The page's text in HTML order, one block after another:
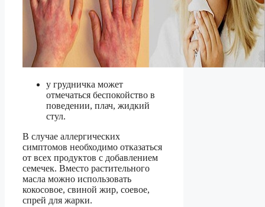
у грудничка может
отмечаться беспокойство в
поведении, плач, жидкий
стул.
В случае аллергических
симптомов необходимо отказаться
от всех продуктов с добавлением
семечек. Вместо растительного
масла можно использовать
кокосовое, свиной жир, соевое,
спрей для жарки.